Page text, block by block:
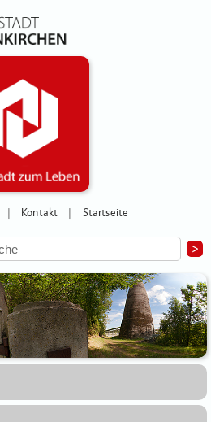
Kontakt Startseite